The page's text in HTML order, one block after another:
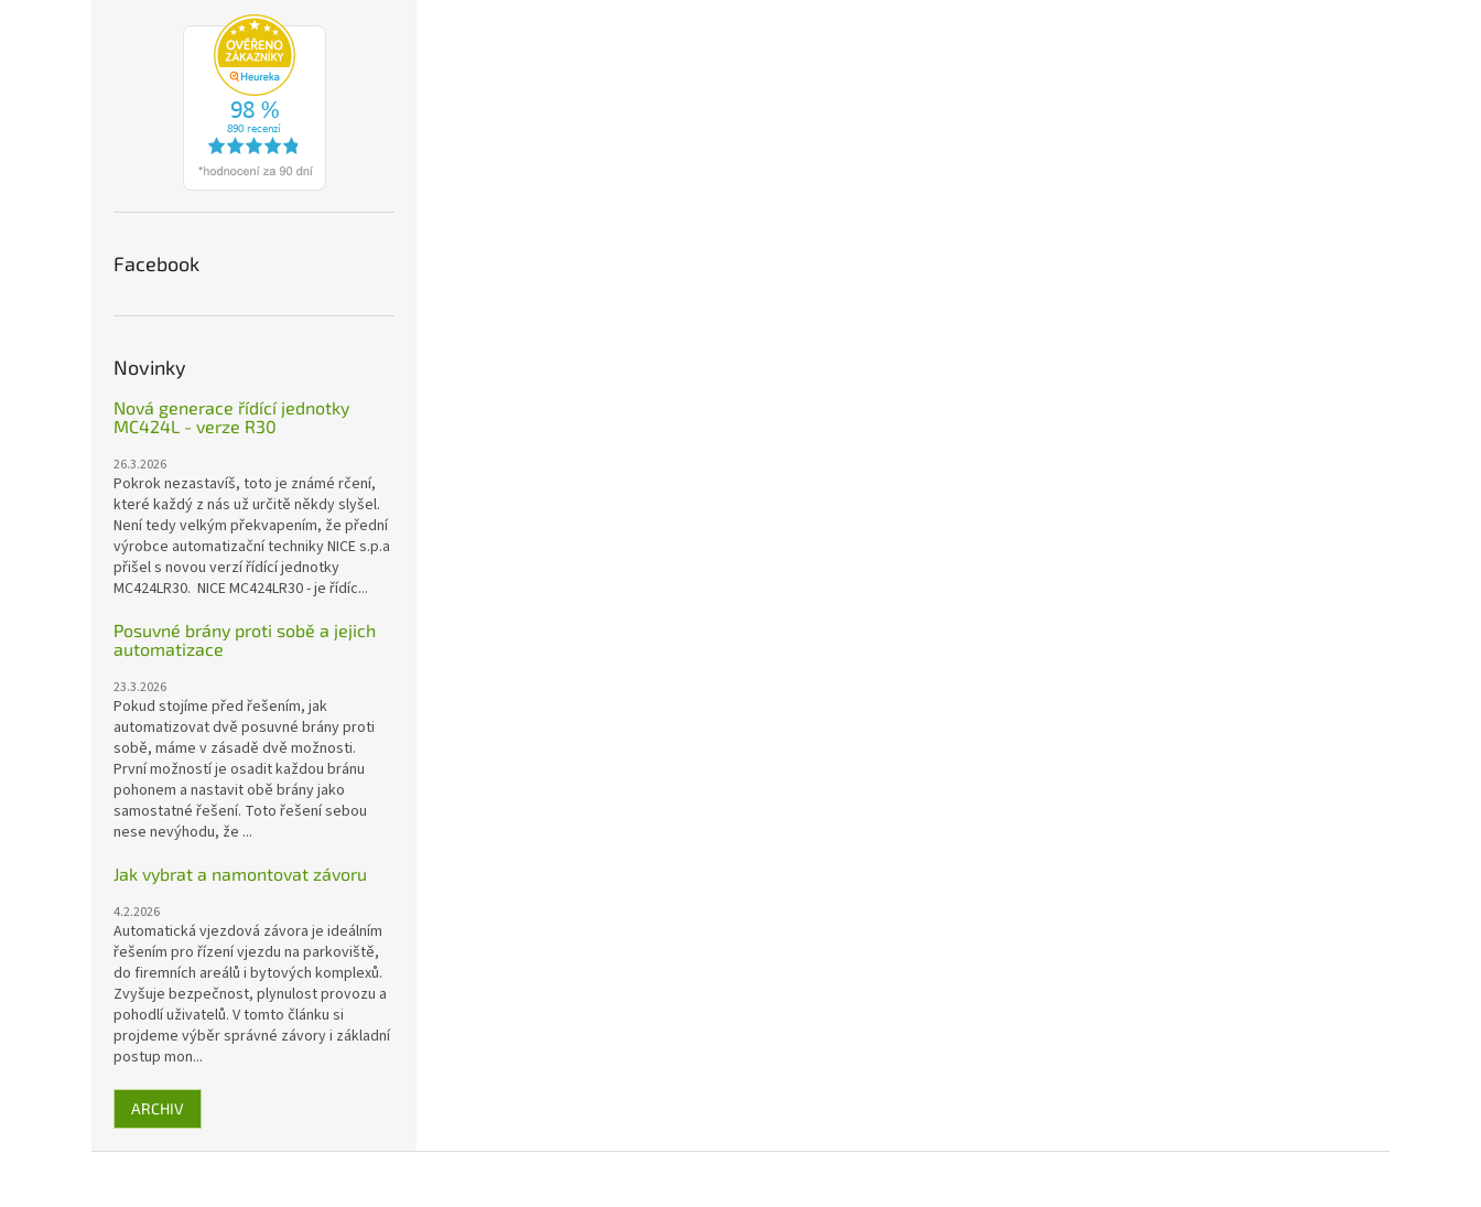
Facebook
Novinky
Nová generace řídící jednotky
MC424L - verze R30
26.3.2026
Pokrok nezastavíš, toto je známé rčení,
které každý z nás už určitě někdy slyšel.
Není tedy velkým překvapením, že přední
výrobce automatizační techniky NICE s.p.a
přišel s novou verzí řídící jednotky
MC424LR30. NICE MC424LR30 - je řídíc...
Posuvné brány proti sobě a jejich
automatizace
23.3.2026
Pokud stojíme před řešením, jak
automatizovat dvě posuvné brány proti
sobě, máme v zásadě dvě možnosti.
První možností je osadit každou bránu
pohonem a nastavit obě brány jako
samostatné řešení. Toto řešení sebou
nese nevýhodu, že ...
Jak vybrat a namontovat závoru
4.2.2026
Automatická vjezdová závora je ideálním
řešením pro řízení vjezdu na parkoviště,
do firemních areálů i bytových komplexů.
Zvyšuje bezpečnost, plynulost provozu a
pohodlí uživatelů. V tomto článku si
projdeme výběr správné závory i základní
postup mon...
ARCHIV